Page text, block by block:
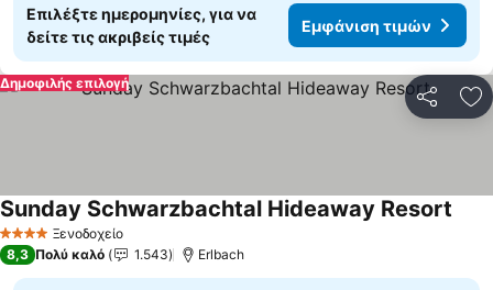
Επιλέξτε ημερομηνίες, για να
δείτε τις ακριβείς τιμές
Εμφάνιση τιμών
Δημοφιλής επιλογή
4 ΑστέριαΞενοδοχείο
Sunday Schwarzbachtal Hideaway Resort
8,3 Πολύ καλό 1.543 Erlbach